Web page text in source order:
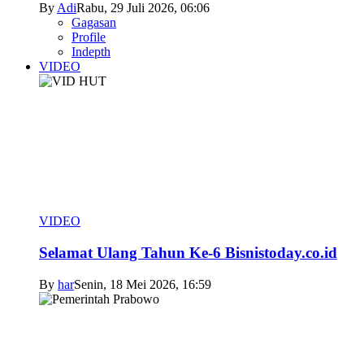
ByAdiRabu, 29 Juli 2026, 06:06
Gagasan
Profile
Indepth
VIDEO
VIDEO
Selamat Ulang Tahun Ke-6 Bisnistoday.co.id
By harSenin, 18 Mei 2026, 16:59